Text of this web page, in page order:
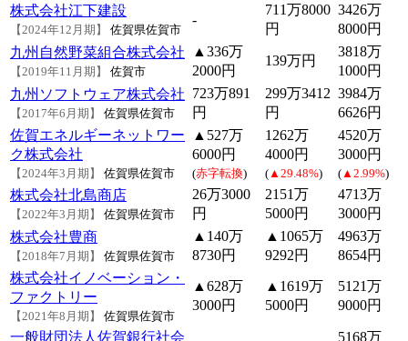
株式会社江下建設
【2024年12月期】 佐賀県佐賀市
-
711万8000
円
3426万
8000円
九州自然野菜組合株式会社
【2019年11月期】 佐賀市
▲336万
2000円
139万円
3818万
1000円
九州ソフトウェア株式会社
【2017年6月期】 佐賀県佐賀市
723万891
円
299万3412
円
3984万
6626円
佐賀エネルギーネットワー
ク株式会社
【2024年3月期】 佐賀県佐賀市
▲527万
6000円
(赤字転換)
1262万
4000円
( ▲29.48%)
4520万
3000円
( ▲2.99%)
株式会社北島商店
【2022年3月期】 佐賀県佐賀市
26万3000
円
2151万
5000円
4713万
3000円
株式会社豊商
【2018年7月期】 佐賀県佐賀市
▲140万
8730円
▲1065万
9292円
4963万
8654円
株式会社イノベーション・
ファクトリー
【2021年8月期】 佐賀県佐賀市
▲628万
3000円
▲1619万
5000円
5121万
9000円
一般財団法人佐賀銀行社会
5168万